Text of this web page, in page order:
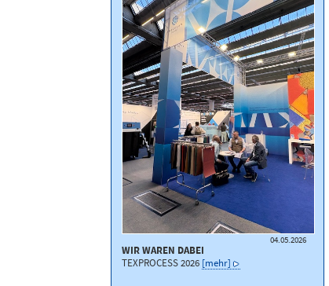
04.05.2026
WIR WAREN DABEI
TEXPROCESS 2026 [mehr]